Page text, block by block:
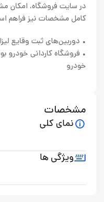
در سایت فروشگاه، امکان
کامل مشخصات نیز فراهم
• دوربین‌های ثبت وقایع
• فروشگاه کاردانی خودرو
خودرو
مشخصات
نمای کلی
ویژگی ها